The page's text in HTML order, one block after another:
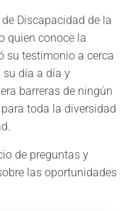
Discapacidad de la
quien conoce la
su testimonio a cerca
su día a día y
barreras de ningún
toda la diversidad
de preguntas y
las oportunidades